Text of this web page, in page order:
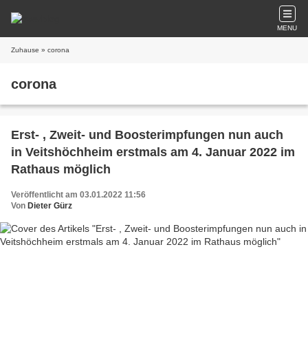
MENU
Zuhause » corona
corona
Erst- , Zweit- und Boosterimpfungen nun auch
in Veitshöchheim erstmals am 4. Januar 2022 im
Rathaus möglich
Veröffentlicht am 03.01.2022 11:56
Von Dieter Gürz